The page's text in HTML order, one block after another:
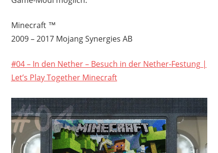
Minecraft ™
2009 – 2017 Mojang Synergies AB
#04 – In den Nether – Besuch in der Nether-Festung |
Let’s Play Together Minecraft